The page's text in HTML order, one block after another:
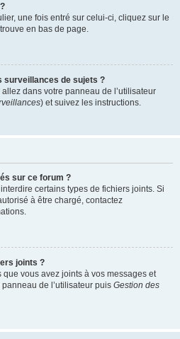
une fois entré sur celui-ci, cliquez sur le
en bas de page.
surveillances de sujets ?
dans votre panneau de l’utilisateur
) et suivez les instructions.
sur ce forum ?
certains types de fichiers joints. Si
à être chargé, contactez
joints ?
vous avez joints à vos messages et
de l’utilisateur puis Gestion des